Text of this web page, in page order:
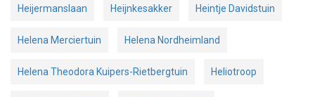
Heijermanslaan Heijnkesakker Heintje Davidstuin
Helena Merciertuin Helena Nordheimland
Helena Theodora Kuipers-Rietbergtuin Heliotroop